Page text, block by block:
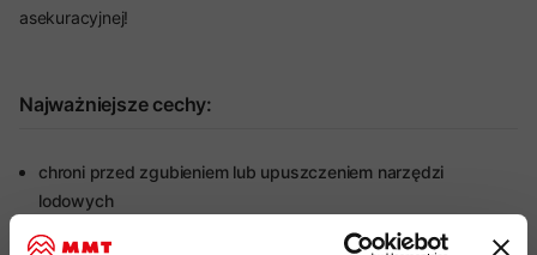
asekuracyjnej!
Najważniejsze cechy:
chroni przed zgubieniem lub upuszczeniem narzędzi
lodowych
dwa mini karabinki z blokadą śrubową umożliwiają